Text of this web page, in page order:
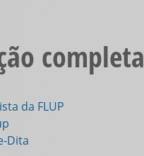
completa
da FLUP
Dita